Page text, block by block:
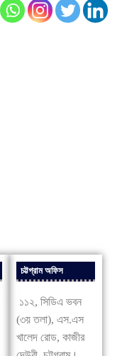
চট্টগ্রাম অফিস
১১২, সিডিএ ভবন
(৩য় তলা), এস.এস
খালেদ রোড, কাজীর